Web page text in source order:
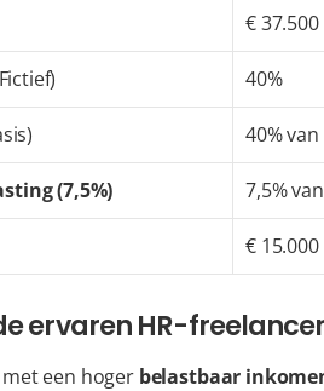
€ 37.500
40%
40%
(7,5%) 7,5%
€ 15.000
ervaren HR-
een hoger belastbaar